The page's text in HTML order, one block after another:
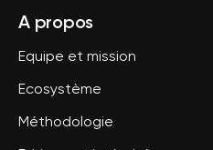
A propos
Equipe et mission
Ecosystème
Méthodologie